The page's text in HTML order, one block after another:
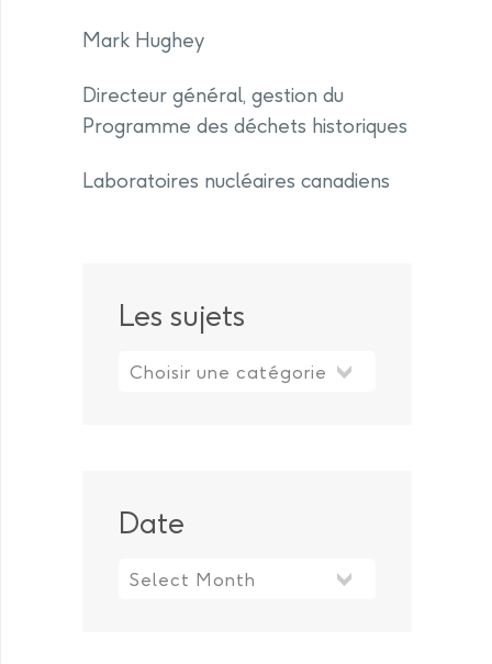
Mark Hughey
Directeur général, gestion du
Programme des déchets historiques
Laboratoires nucléaires canadiens
Les sujets
Date